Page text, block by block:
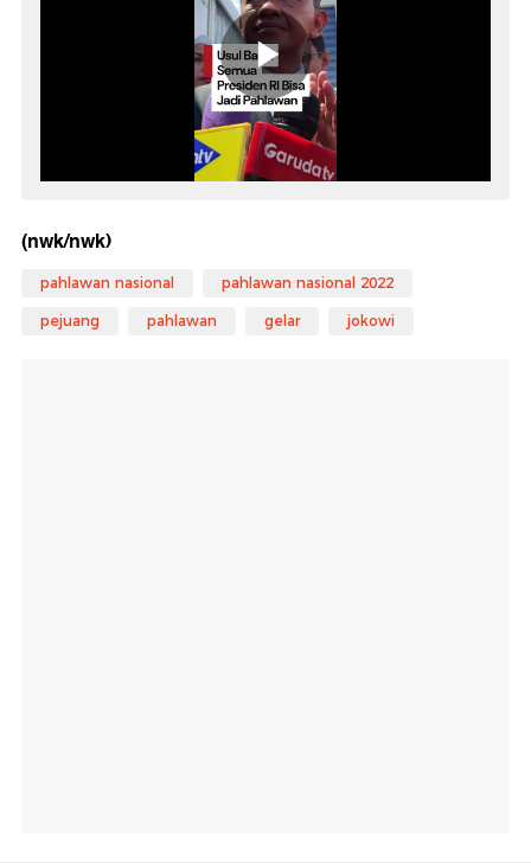
(nwk/nwk)
pahlawan nasional pahlawan nasional 2022
pejuang pahlawan gelar jokowi